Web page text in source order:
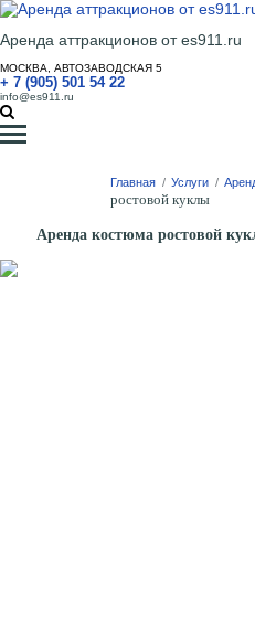
Аренда аттракционов от es911.ru
МОСКВА, АВТОЗАВОДСКАЯ 5
+ 7 (905) 501 54 22
info@es911.ru
Главная / Услуги /
ростовой куклы
Аренда костюма ростовой